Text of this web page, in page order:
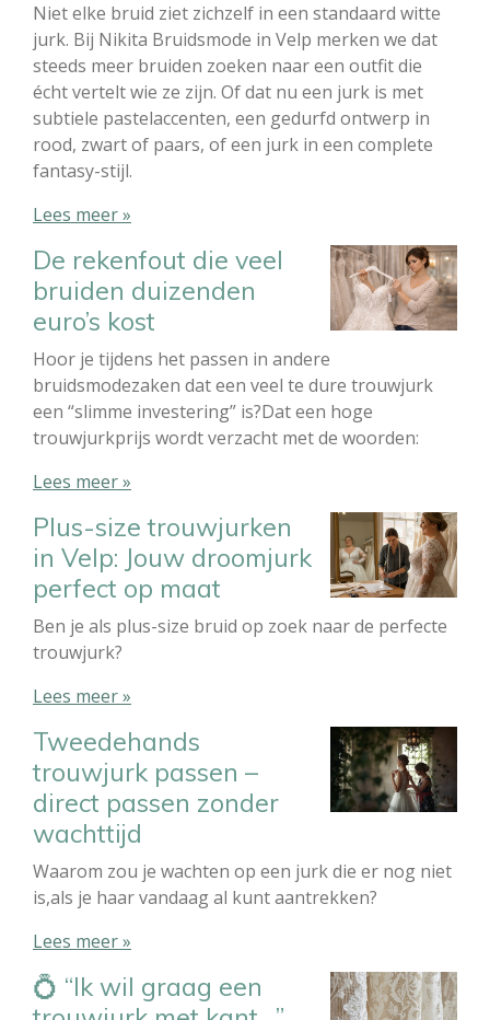
Niet elke bruid ziet zichzelf in een standaard witte
jurk. Bij Nikita Bruidsmode in Velp merken we dat
steeds meer bruiden zoeken naar een outfit die
écht vertelt wie ze zijn. Of dat nu een jurk is met
subtiele pastelaccenten, een gedurfd ontwerp in
rood, zwart of paars, of een jurk in een complete
fantasy-stijl.
Lees meer »
De rekenfout die veel
bruiden duizenden
euro’s kost
Hoor je tijdens het passen in andere
bruidsmodezaken dat een veel te dure trouwjurk
een “slimme investering” is?Dat een hoge
trouwjurkprijs wordt verzacht met de woorden:
Lees meer »
Plus-size trouwjurken
in Velp: Jouw droomjurk
perfect op maat
Ben je als plus-size bruid op zoek naar de perfecte
trouwjurk?
Lees meer »
Tweedehands
trouwjurk passen –
direct passen zonder
wachttijd
Waarom zou je wachten op een jurk die er nog niet
is,als je haar vandaag al kunt aantrekken?
Lees meer »
💍 “Ik wil graag een